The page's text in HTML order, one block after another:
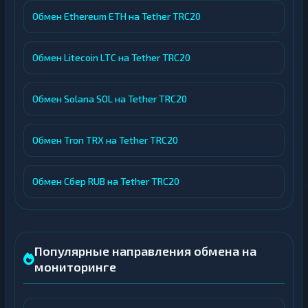
Обмен Ethereum ETH на Tether TRC20
Обмен Litecoin LTC на Tether TRC20
Обмен Solana SOL на Tether TRC20
Обмен Tron TRX на Tether TRC20
Обмен Сбер RUB на Tether TRC20
Популярные направления обмена на
мониторинге